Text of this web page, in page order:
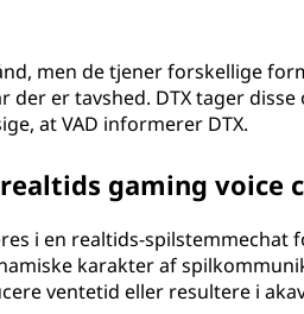
men de tjener forskellige
er tavshed. DTX tager
at VAD informerer DTX.
gaming voice
i en realtids-spilstemmechat
karakter af
ventetid eller resultere i